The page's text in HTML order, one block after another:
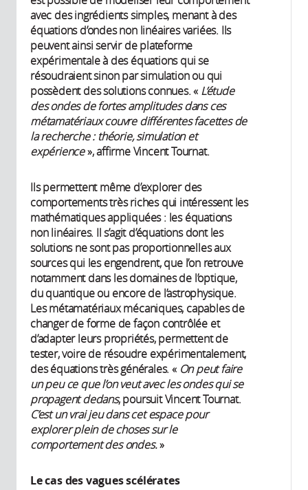
avec des ingrédients simples, menant à des
équations d’ondes non linéaires variées. Ils
peuvent ainsi servir de plateforme
expérimentale à des équations qui se
résoudraient sinon par simulation ou qui
possèdent des solutions connues. « L’étude
des ondes de fortes amplitudes dans ces
métamatériaux couvre différentes facettes de
la recherche : théorie, simulation et
expérience», affirme Vincent Tournat.
Ils permettent même d’explorer des
comportements très riches qui intéressent les
mathématiques appliquées : les équations
non linéaires. Il s’agit d’équations dont les
solutions ne sont pas proportionnelles aux
sources qui les engendrent, que l’on retrouve
notamment dans les domaines de l’optique,
du quantique ou encore de l’astrophysique.
Les métamatériaux mécaniques, capables de
changer de forme de façon contrôlée et
d’adapter leurs propriétés, permettent de
tester, voire de résoudre expérimentalement,
des équations très générales. « On peut faire
un peu ce que l’on veut avec les ondes qui se
propagent dedans, poursuit Vincent Tournat.
C’est un vrai jeu dans cet espace pour
explorer plein de choses sur le
comportement des ondes.»
Le cas des vagues scélérates